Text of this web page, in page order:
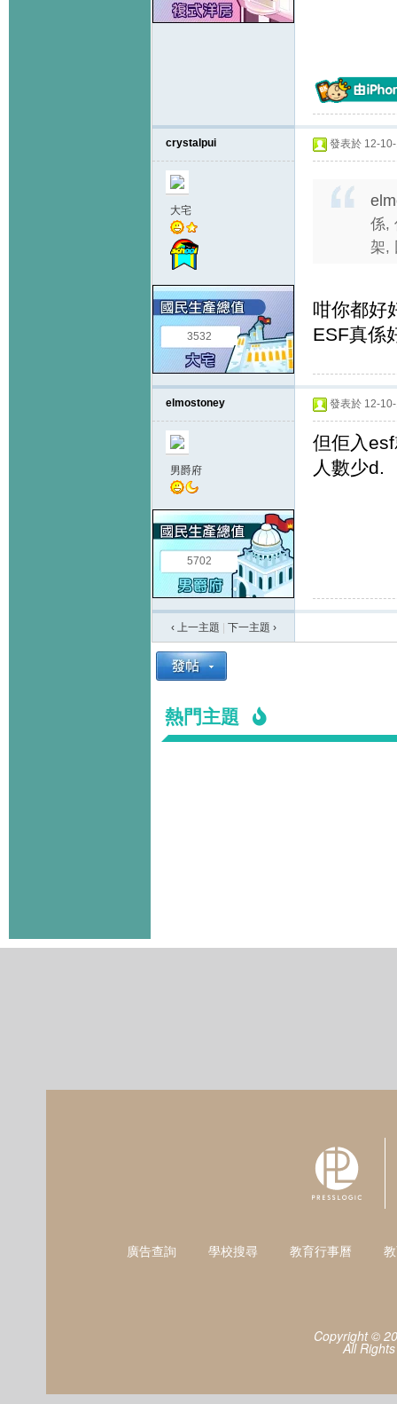
crystalpui
大宅
3532
發表於 12-
係,
架,
咁你都好
ESF真係
elmostoney
男爵府
5702
發表於 12-
但佢入
人數少d.
‹ 上一主題 下一主題 ›
熱門主題
廣告查詢 學校搜尋 教育行事曆
Copyright ©
All